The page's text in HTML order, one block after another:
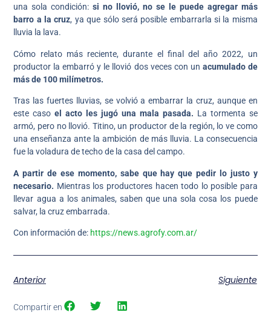
una sola condición: si no llovió, no se le puede agregar más
barro a la cruz, ya que sólo será posible embarrarla si la misma
lluvia la lava.
Cómo relato más reciente, durante el final del año 2022, un
productor la embarró y le llovió dos veces con un acumulado de
más de 100 milímetros.
Tras las fuertes lluvias, se volvió a embarrar la cruz, aunque en
este casoel acto les jugó una mala pasada. La tormenta se
armó, pero no llovió. Titino, un productor de la región, lo ve como
una enseñanza ante la ambición de más lluvia. La consecuencia
fue la voladura de techo de la casa del campo.
A partir de ese momento, sabe que hay que pedir lo justo y
necesario. Mientras los productores hacen todo lo posible para
llevar agua a los animales, saben que una sola cosa los puede
salvar, la cruz embarrada.
Con información de: https://news.agrofy.com.ar/
Anterior Siguiente
Compartir en